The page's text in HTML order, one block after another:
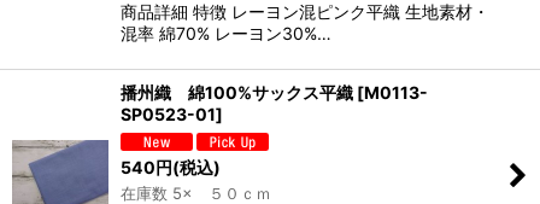
商品詳細 特徴 レーヨン混ピンク平織 生地素材・
混率 綿70% レーヨン30%…
播州織 綿100%サックス平織 [M0113-
SP0523-01]
540円(税込)
在庫数 5× ５０ｃｍ